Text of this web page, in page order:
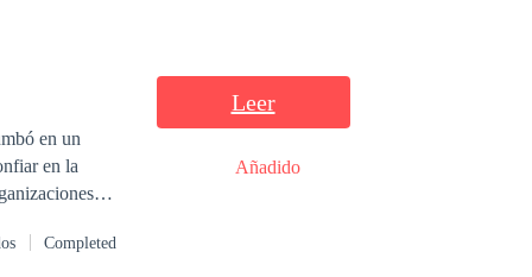
en un
en la
Completed
Leer
Añadido